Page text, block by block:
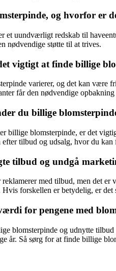
og hvorfor er
et uundværligt redskab til
nødvendige støtte til at trives.
vigtigt at finde billige
varierer, og det kan være
får den nødvendige
du billige
billige blomsterpinde, er det
efter tilbud og udsalg, hvor du
tilbud og undgå
med tilbud, men det
Hvis forskellen er betydelig, er
for pengene med
blomsterpinde og udnytte
år. Så sørg for at finde billige